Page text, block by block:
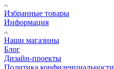
Избранные товары
Информация
Наши магазины
Блог
Дизайн-проекты
Политика конфиденциальности